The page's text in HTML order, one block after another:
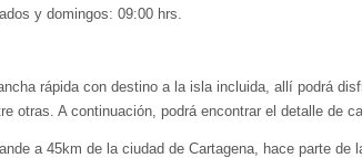
y domingos: 09:00 hrs.
rápida con destino a la isla incluida, allí podrá
otras. A continuación, podrá encontrar el detalle de
a 45km de la ciudad de Cartagena, hace parte